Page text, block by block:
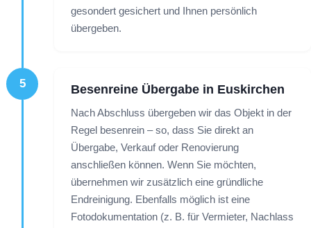
gesondert gesichert und Ihnen persönlich
übergeben.
5 Besenreine Übergabe in Euskirchen
Nach Abschluss übergeben wir das Objekt in der
Regel besenrein – so, dass Sie direkt an
Übergabe, Verkauf oder Renovierung
anschließen können. Wenn Sie möchten,
übernehmen wir zusätzlich eine gründliche
Endreinigung. Ebenfalls möglich ist eine
Fotodokumentation (z. B. für Vermieter, Nachlass